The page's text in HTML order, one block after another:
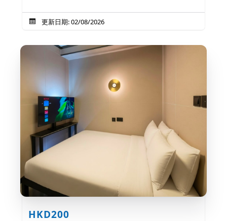
更新日期: 02/08/2026
HKD200